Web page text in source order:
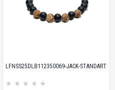
LFNSS25DLB112350069-JACK-STANDART
★ ★ ★ ★ ★